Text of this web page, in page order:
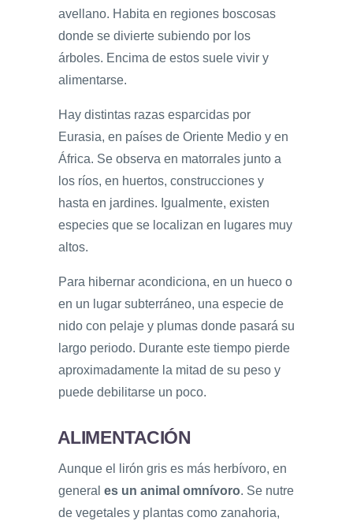
avellano. Habita en regiones boscosas
donde se divierte subiendo por los
árboles. Encima de estos suele vivir y
alimentarse.
Hay distintas razas esparcidas por
Eurasia, en países de Oriente Medio y en
África. Se observa en matorrales junto a
los ríos, en huertos, construcciones y
hasta en jardines. Igualmente, existen
especies que se localizan en lugares muy
altos.
Para hibernar acondiciona, en un hueco o
en un lugar subterráneo, una especie de
nido con pelaje y plumas donde pasará su
largo periodo. Durante este tiempo pierde
aproximadamente la mitad de su peso y
puede debilitarse un poco.
ALIMENTACIÓN
Aunque el lirón gris es más herbívoro, en
general es un animal omnívoro. Se nutre
de vegetales y plantas como zanahoria,